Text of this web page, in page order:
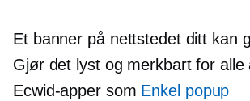
Et banner på nettstedet ditt kan
Gjør det lyst og merkbart for alle
Ecwid-apper som Enkel popup